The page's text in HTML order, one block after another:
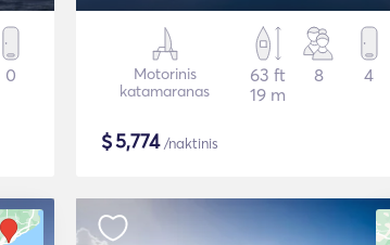
0
Motorinis
katamaranas
63 ft
19 m
8 4
$5,774/naktinis